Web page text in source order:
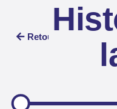
Retour